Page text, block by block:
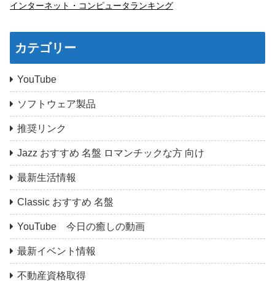
インターネット・コンピュータランキング
カテゴリー
YouTube
ソフトウェア製品
推奨リンク
Jazz おすすめ 名盤 ロマンチックな方 向け
最新生活情報
Classic おすすめ 名盤
YouTube 今日の癒しの動画
最新イベント情報
不動産資格取得